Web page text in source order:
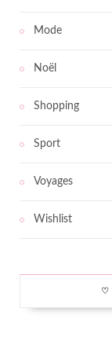
Mode
Noël
Shopping
Sport
Voyages
Wishlist
♡